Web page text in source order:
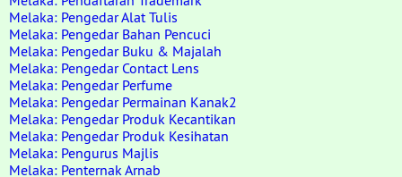
Melaka: Pengedar Alat Tulis
Melaka: Pengedar Bahan Pencuci
Melaka: Pengedar Buku & Majalah
Melaka: Pengedar Contact Lens
Melaka: Pengedar Perfume
Melaka: Pengedar Permainan Kanak2
Melaka: Pengedar Produk Kecantikan
Melaka: Pengedar Produk Kesihatan
Melaka: Pengurus Majlis
Melaka: Penternak Arnab